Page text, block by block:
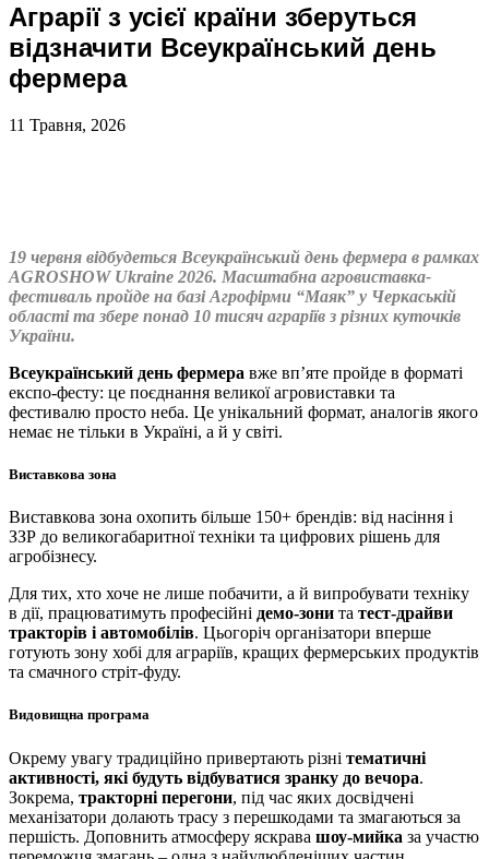
Аграрії з усієї країни зберуться
відзначити Всеукраїнський день
фермера
11 Травня, 2026
19 червня відбудеться Всеукраїнський день фермера в рамках
AGROSHOW Ukraine 2026. Масштабна агровиставка-
фестиваль пройде на базі Агрофірми “Маяк” у Черкаській
області та збере понад 10 тисяч аграріїв з різних куточків
України.
Всеукраїнський день фермера вже вп’яте пройде в форматі
експо-фесту: це поєднання великої агровиставки та
фестивалю просто неба. Це унікальний формат, аналогів якого
немає не тільки в Україні, а й у світі.
Виставкова зона
Виставкова зона охопить більше 150+ брендів: від насіння і
ЗЗР до великогабаритної техніки та цифрових рішень для
агробізнесу.
Для тих, хто хоче не лише побачити, а й випробувати техніку
в дії, працюватимуть професійні демо-зони та тест-драйви
тракторів і автомобілів. Цьогоріч організатори вперше
готують зону хобі для аграріїв, кращих фермерських продуктів
та смачного стріт-фуду.
Видовищна програма
Окрему увагу традиційно привертають різні тематичні
активності, які будуть відбуватися зранку до вечора.
Зокрема, тракторні перегони, під час яких досвідчені
механізатори долають трасу з перешкодами та змагаються за
першість. Доповнить атмосферу яскрава шоу-мийка за участю